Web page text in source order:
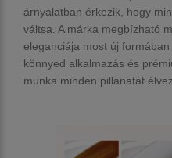
árnyalatban érkezik, hogy
váltsa. A márka megbízható
eleganciája most új
könnyed alkalmazás és
munka minden pillanatát